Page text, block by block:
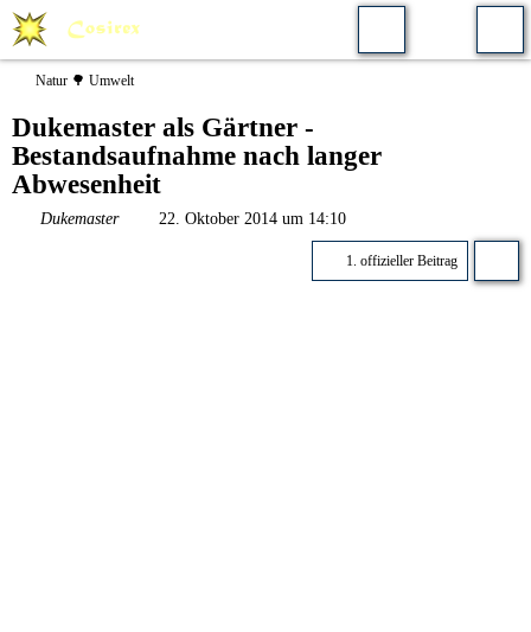
Natur 🌳 Umwelt
Dukemaster als Gärtner -
Bestandsaufnahme nach langer
Abwesenheit
Dukemaster 22. Oktober 2014 um 14:10
1. offizieller Beitrag